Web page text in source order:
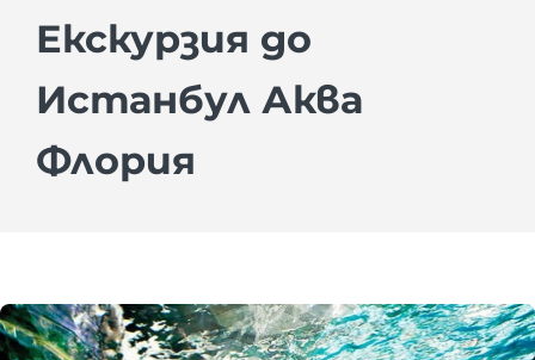
Екскурзия до
Истанбул Аква
Флория